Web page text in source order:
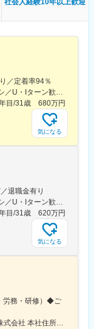
がないか？を項目に
気、空調、給排水設
にバトンタッチ！一
のバランスが良いた
す。
ート！入社後5日程か
い方や作業の流れな
ラクラク！黙々・コ
も◎
場では先輩が隣でサ
り）／残業10h程でプ
り休めるシフトの組
社会人経験10年以上歓迎
／定着率94％
＼全国募集！／各拠点1～2名採用★転勤ナシ／U・Iターン歓迎└配属先は100％希望を反映★マイカー通勤＆直行直帰OK（勤務地や現場による）＼積極採用エリア／【北海道】北海道／旭川市、北見市、釧路市【東北】宮城県／仙台市【関東】茨城県／つくば市 東京都／江東区、町田市、武蔵村山市 埼玉県／さいたま市、ふじみ野市 神奈川県／横浜市、藤沢市、伊勢原市 山梨県／中央市【東海】岐阜県／羽島市 愛知県／名古屋市、知立市 三重県／四日市市【北信越】新潟県／新潟市、長岡市【関西】京都府／京都市 大阪府／東大阪市 兵庫県／加古川市、神戸市、西宮市【中国】鳥取県／米子市 岡山県／岡山市【四国】徳島県／徳島市 広島県／福山市【九州】福岡県／福岡市 熊本県／熊本市 鹿児島県／鹿児島市※詳しい所在地は当社HPをご覧ください。https://www.ikari.co.jp/company/network/
目/31歳 680万円
気になる
退職金有り
＼全国募集！／各拠点1～2名採用★転勤ナシ／U・Iターン歓迎└配属先は100％希望を反映★マイカー通勤＆直行直帰OK（勤務地や現場による）＼積極採用エリア／【北海道】北海道／旭川市、北見市、釧路市【東北】宮城県／仙台市【関東】茨城県／つくば市 東京都／江東区、町田市、武蔵村山市 埼玉県／さいたま市、ふじみ野市 神奈川県／横浜市、藤沢市、伊勢原市 山梨県／中央市【東海】岐阜県／羽島市 愛知県／名古屋市、知立市 三重県／四日市市【北信越】新潟県／新潟市、長岡市【関西】京都府／京都市 大阪府／東大阪市 兵庫県／加古川市、神戸市、西宮市【中国】鳥取県／米子市 岡山県／岡山市【四国】徳島県／徳島市 広島県／福山市【九州】福岡県／福岡市 熊本県／熊本市 鹿児島県／鹿児島市※詳しい所在地は当社HPをご覧ください。https://www.ikari.co.jp/company/network/
目/31歳 620万円
気になる
労務・研修）◆ご
＜勤務地詳細＞セコムトラストシステムズ株式会社 本社住所：東京都新宿区富久町10-5 NMF新宿EASTビル勤務地最寄駅：丸の内線／新宿御苑駅受動喫煙対策：その他（屋内喫煙可能場所あるが、勤務時間中は全面禁煙）変更の範囲：会社の定める事業所（リモートワーク含む）